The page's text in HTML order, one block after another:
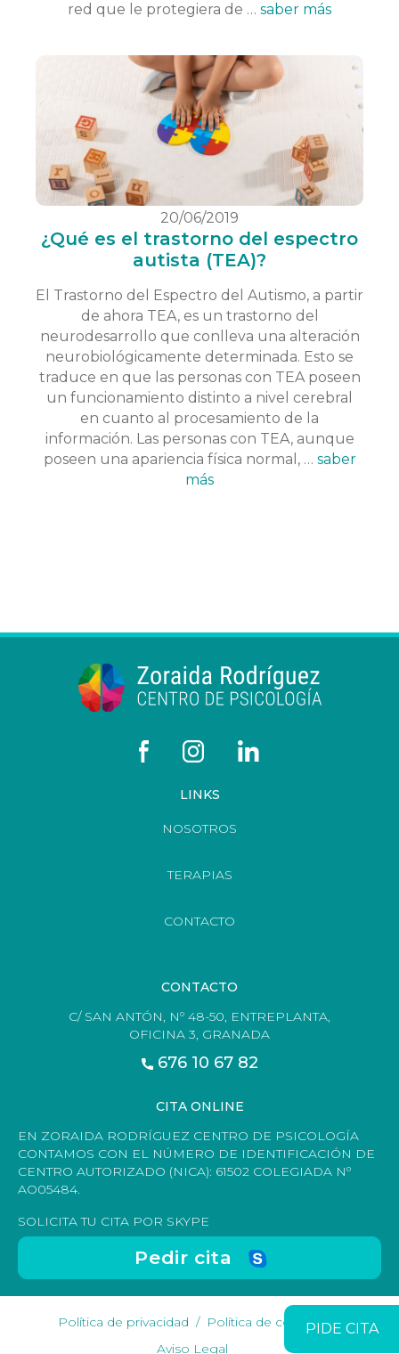
PIDE CITA
red que le protegiera de … saber más
20/06/2019
¿Qué es el trastorno del espectro
autista (TEA)?
El Trastorno del Espectro del Autismo, a partir
de ahora TEA, es un trastorno del
neurodesarrollo que conlleva una alteración
neurobiológicamente determinada. Esto se
traduce en que las personas con TEA poseen
un funcionamiento distinto a nivel cerebral
en cuanto al procesamiento de la
información. Las personas con TEA, aunque
poseen una apariencia física normal, … saber
más
LINKS
NOSOTROS
TERAPIAS
CONTACTO
CONTACTO
C/ SAN ANTÓN, Nº 48-50, ENTREPLANTA,
OFICINA 3, GRANADA
676 10 67 82
CITA ONLINE
EN ZORAIDA RODRÍGUEZ CENTRO DE PSICOLOGÍA
CONTAMOS CON EL NÚMERO DE IDENTIFICACIÓN DE
CENTRO AUTORIZADO (NICA): 61502 COLEGIADA Nº
AO05484.
SOLICITA TU CITA POR SKYPE
Pedir cita
Política de privacidad
Política de cookies
Aviso Legal